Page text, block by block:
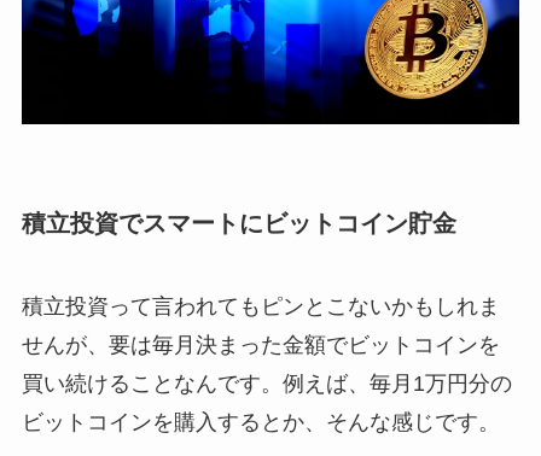
積立投資でスマートにビットコイン貯金
積立投資って言われてもピンとこないかもしれま
せんが、要は毎月決まった金額でビットコインを
買い続けることなんです。例えば、毎月1万円分の
ビットコインを購入するとか、そんな感じです。